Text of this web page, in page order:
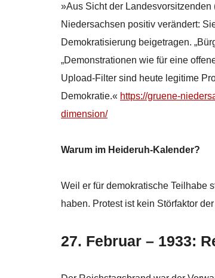
»Aus Sicht der
Niedersachsen positiv verändert:
Demokratisierung beigetragen.
„Demonstrationen wie für eine
Upload-Filter sind heute legitime
Demokratie.« https://gruene-
dimension/
Warum im Heideruh-Kalender?
Weil er für demokratische Teilhabe
haben. Protest ist kein Störfaktor
27. Februar – 1933: